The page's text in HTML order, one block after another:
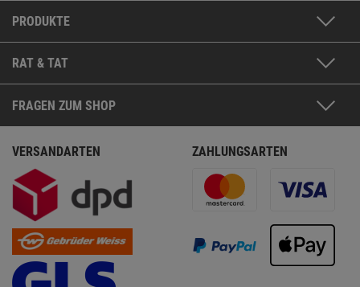
PRODUKTE
RAT & TAT
FRAGEN ZUM SHOP
VERSANDARTEN ZAHLUNGSARTEN